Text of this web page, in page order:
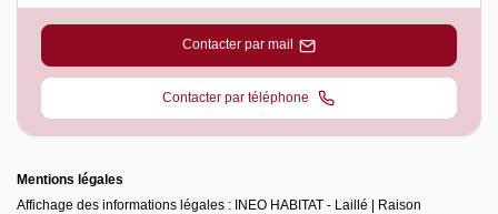
Contacter par mail
Contacter par téléphone
Mentions légales
Affichage des informations légales : INEO HABITAT - Laillé | Raison